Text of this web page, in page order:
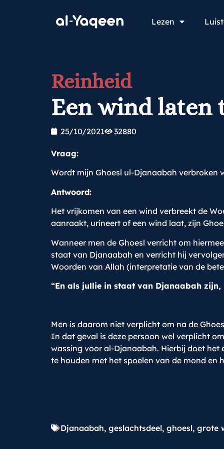
Lezen
Reinheid
Een wind laten
25/10/2021 32880
Vraag:
Wordt mijn Ghoesl ul-Djanaabah verbroken
Antwoord:
Het vrijkomen van een wind verbreekt de
aanraakt, urineert of een wind laat, zijn
Wanneer men de Ghoesl verricht om
staat van Djanaabah en verricht hij
Woorden van Allah (interpretatie van de
“En als jullie in staat van Djanaabah
Men is daarom niet verplicht om na de
In dat geval is deze persoon wel verplicht
wassing voor al-Djanaabah. Hierbij doet het
te houden met het spoelen van de mond en
Djanaabah, geslachtsdeel, ghoesl, grote